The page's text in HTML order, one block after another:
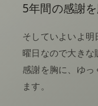
5年間の感謝
そしていよいよ
曜日なので大き
感謝を胸に、ゆ
ます。